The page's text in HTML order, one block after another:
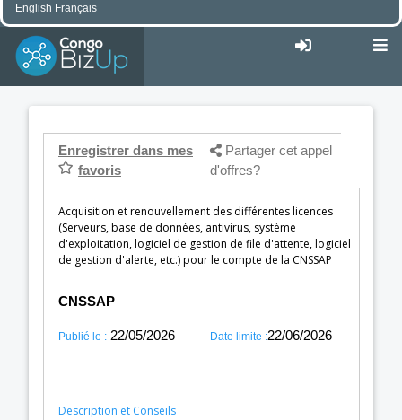
English Français
Enregistrer dans mes
favoris
Partager cet appel
d'offres?
Acquisition et renouvellement des différentes licences
(Serveurs, base de données, antivirus, système
d'exploitation, logiciel de gestion de file d'attente, logiciel
de gestion d'alerte, etc.) pour le compte de la CNSSAP
CNSSAP
Publié le : 22/05/2026 Date limite :22/06/2026
Description et Conseils